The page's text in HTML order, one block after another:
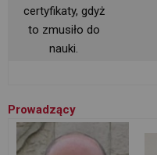
certyfikaty, gdyż
to zmusiło do
nauki.
Prowadzący